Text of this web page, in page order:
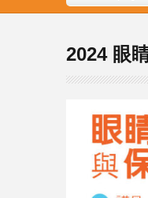
2024 眼